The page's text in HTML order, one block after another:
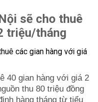
sẽ cho thuê
triệu/tháng
40 gian hàng với giá 2
thu 80 triệu đồng
hàng tháng từ tiểu